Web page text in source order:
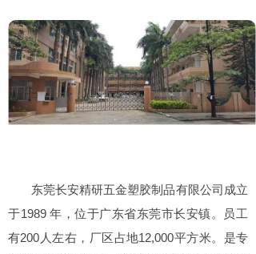
东莞长安精研五金塑胶制品有限公司成立
于1989 年，位于广东省东莞市长安镇。员工
有200人左右，厂区占地12,000平方米。是专